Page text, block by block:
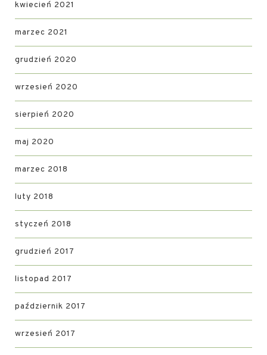
kwiecień 2021
marzec 2021
grudzień 2020
wrzesień 2020
sierpień 2020
maj 2020
marzec 2018
luty 2018
styczeń 2018
grudzień 2017
listopad 2017
październik 2017
wrzesień 2017